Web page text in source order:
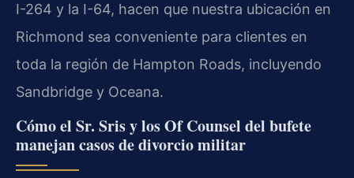
I-264 y la I-64, hacen que nuestra ubicación en
Richmond sea conveniente para clientes en
toda la región de Hampton Roads, incluyendo
Sandbridge y Oceana.
Cómo el Sr. Sris y los Of Counsel del bufete
manejan casos de divorcio militar